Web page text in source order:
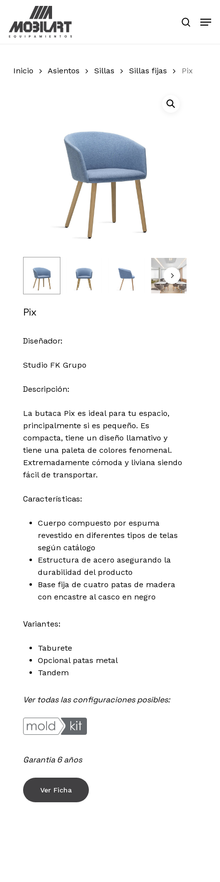
main
search
Inicio Asientos Sillas Sillas fijas Pix
Pix
Diseñador:
Studio FK Grupo
Descripción:
La butaca Pix es ideal para tu espacio,
principalmente si es pequeño. Es
compacta, tiene un diseño llamativo y
tiene una paleta de colores fenomenal.
Extremadamente cómoda y liviana siendo
fácil de transportar.
Características:
Cuerpo compuesto por espuma
revestido en diferentes tipos de telas
según catálogo
Estructura de acero asegurando la
durabilidad del producto
Base fija de cuatro patas de madera
con encastre al casco en negro
Variantes:
Taburete
Opcional patas metal
Tandem
Ver todas las configuraciones posibles:
Garantia 6 años
Ver Ficha